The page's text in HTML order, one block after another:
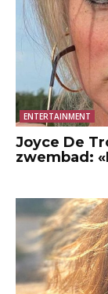
ENTERTAINMENT
Joyce De
zwembad: